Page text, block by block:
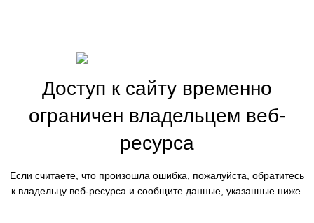
Доступ к сайту временно
ограничен владельцем веб-
ресурса
Если считаете, что произошла ошибка, пожалуйста, обратитесь
к владельцу веб-ресурса и сообщите данные, указанные ниже.